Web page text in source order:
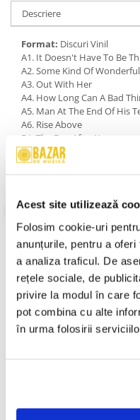
Acest site utilizează
Folosim cookie-uri
anunțurile, pentru a
a analiza traficul. De
rețele sociale, de
privire la modul în care
pot combina cu alte
în urma folosirii
Descriere
Format: Discuri Vinil
A1. It Doesn't Have To Be
A2. Some Kind Of Wonderful
A3. Out With Her
A4. How Long Can A Bad
A5. Man At The End Of His
A6. Rise Above
B1. The Day After You
B2. Checking Out
B3. Don't Give It Up
An Lansare:1987
Stare Disc:Mint (M)
Stare Coperta:Near Mint
Informatii conformitate
Review-uri(0)
Savoy – Domnișoară,